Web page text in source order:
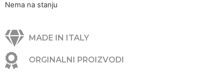
Nema na stanju
MADE IN ITALY
ORGINALNI PROIZVODI